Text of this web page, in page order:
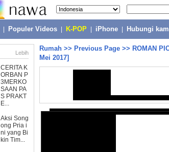
Populer Videos K-POP iPhone Hubungi
Lebih
CERITA K
ORBAN P
3MERKO
SAAN PA
S PRAKT
E...
Aksi Song
ong Pria i
ni yang Bi
kin Tim...
Rumah >> Previous Page >> ROMAN
Mei 2017]